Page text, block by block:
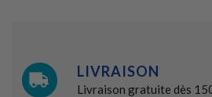
LIVRAISON
Livraison gratuite dès